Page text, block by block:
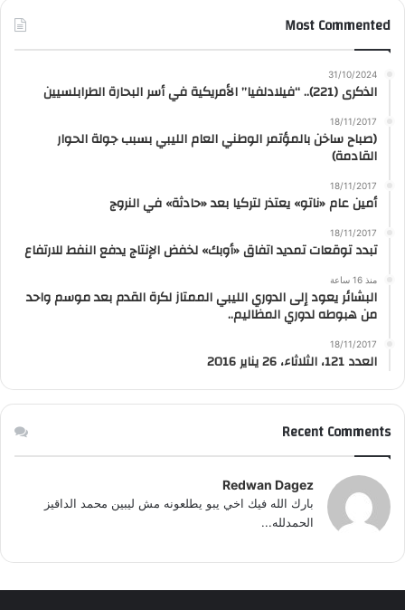
Most Commented
31/10/2024
الذكرى (221).. “فيلادلفيا” الأمريكية في أسر البحارة الطرابلسيين
18/11/2017
(صباح ساخن بالمؤتمر الوطني العام الليبي بسبب جولة الحوار
القادمة)
18/11/2017
أمين عام «ناتو» يعتذر لتركيا بعد «حادثة» في النروج
18/11/2017
تبدد توقعات تمديد اتفاق «أوبك» لخفض الإنتاج يدفع النفط للارتفاع
منذ 16 ساعة
البشائر يعود إلى الدوري الليبي الممتاز لكرة القدم بعد موسم واحد
من هبوطه لدوري المظاليم..
18/11/2017
العدد 121، الثلاثاء، 26 يناير 2016
Recent Comments
Redwan Dagez
بارك الله فيك اخي يبو يطلعونه مش ليبين محمد الداقيز
الحمدلله...